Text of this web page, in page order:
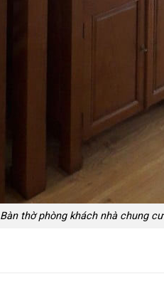
Bàn thờ phòng khách nhà chung cư